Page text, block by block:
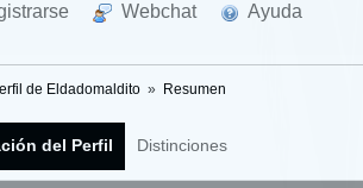
Webchat Ayuda
de Eldadomaldito » Resumen
del Perfil Distinciones